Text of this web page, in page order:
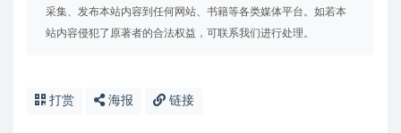
采集、发布本站内容到任何网站、书籍等各类媒体平台。如若本
站内容侵犯了原著者的合法权益，可联系我们进行处理。
打赏 海报 链接